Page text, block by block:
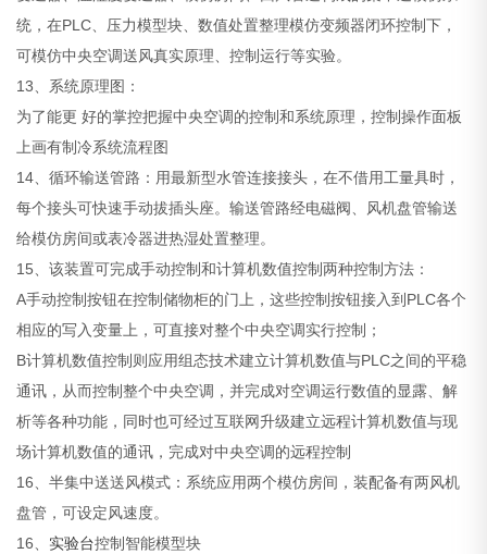
统，在PLC、压力模型块、数值处置整理模仿变频器闭环控制下，
可模仿中央空调送风真实原理、控制运行等实验。
13、系统原理图：
为了能更 好的掌控把握中央空调的控制和系统原理，控制操作面板
上画有制冷系统流程图
14、循环输送管路：用最新型水管连接接头，在不借用工量具时，
每个接头可快速手动拔插头座。输送管路经电磁阀、风机盘管输送
给模仿房间或表冷器进热湿处置整理。
15、该装置可完成手动控制和计算机数值控制两种控制方法：
A手动控制按钮在控制储物柜的门上，这些控制按钮接入到PLC各个
相应的写入变量上，可直接对整个中央空调实行控制；
B计算机数值控制则应用组态技术建立计算机数值与PLC之间的平稳
通讯，从而控制整个中央空调，并完成对空调运行数值的显露、解
析等各种功能，同时也可经过互联网升级建立远程计算机数值与现
场计算机数值的通讯，完成对中央空调的远程控制
16、半集中送送风模式：系统应用两个模仿房间，装配备有两风机
盘管，可设定风速度。
16、 实验台控制智能模型块